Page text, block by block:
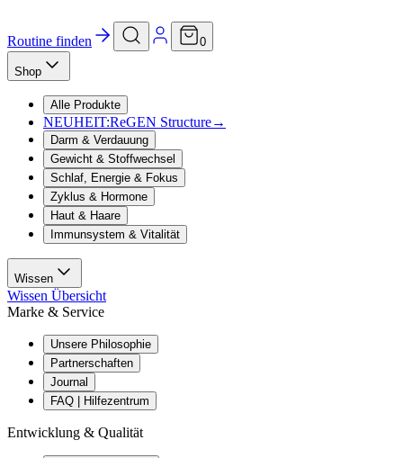
Routine finden 0
Shop
Alle Produkte
NEUHEIT:ReGEN Structure→
Darm & Verdauung
Gewicht & Stoffwechsel
Schlaf, Energie & Fokus
Zyklus & Hormone
Haut & Haare
Immunsystem & Vitalität
Wissen
Wissen Übersicht
Marke & Service
Unsere Philosophie
Partnerschaften
Journal
FAQ | Hilfezentrum
Entwicklung & Qualität